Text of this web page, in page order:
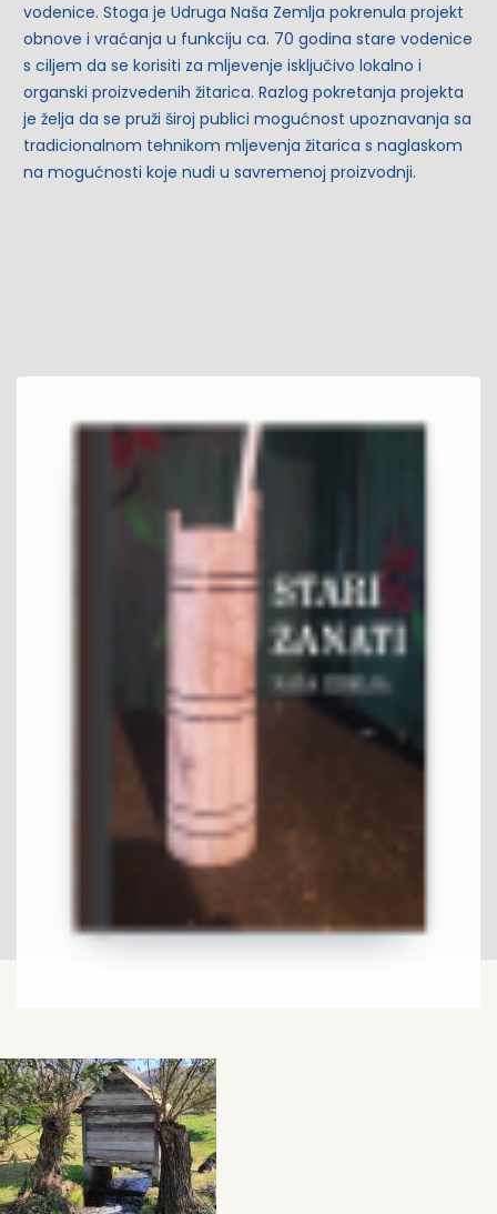
vodenice. Stoga je Udruga Naša Zemlja pokrenula projekt
obnove i vraćanja u funkciju ca. 70 godina stare vodenice
s ciljem da se korisiti za mljevenje isključivo lokalno i
organski proizvedenih žitarica. Razlog pokretanja projekta
je želja da se pruži široj publici mogućnost upoznavanja sa
tradicionalnom tehnikom mljevenja žitarica s naglaskom
na mogućnosti koje nudi u savremenoj proizvodnji.